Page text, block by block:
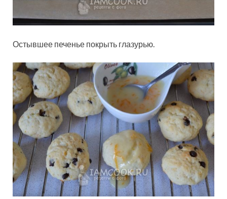
Остывшее печенье покрыть глазурью.